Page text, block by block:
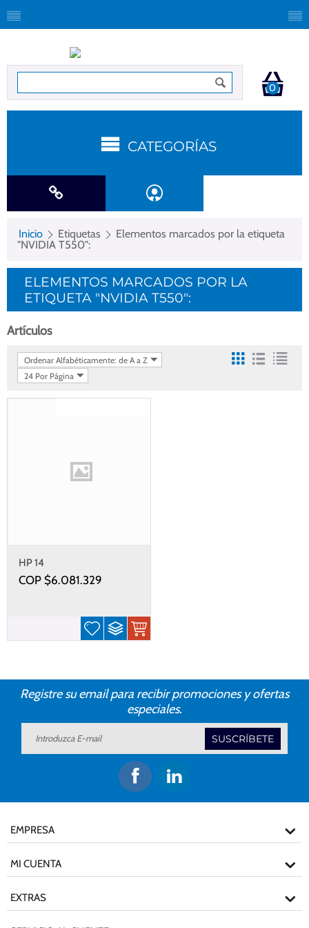
0
CATEGORÍAS
Inicio Etiquetas
Elementos marcados por la etiqueta
"NVIDIA T550":
ELEMENTOS MARCADOS POR LA
ETIQUETA "NVIDIA T550":
Artículos
Ordenar Alfabéticamente: de A a Z
24 Por Página
HP 14
COP $6.081.329
Registre su email para recibir promociones y ofertas
especiales.
SUSCRÍBETE
EMPRESA
MI CUENTA
EXTRAS